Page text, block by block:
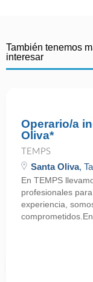
También tenemos
interesar
Operario/a
Oliva*
TEMPS
Santa Oliva,
En TEMPS
profesionales
experiencia,